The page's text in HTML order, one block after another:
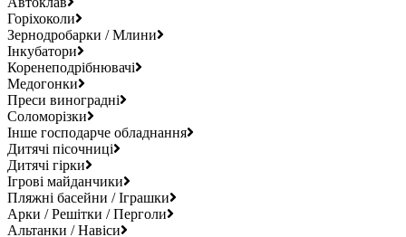
Горіхоколи
Зернодробарки / Млини
Інкубатори
Коренеподрібнювачі
Медогонки
Преси виноградні
Соломорізки
Інше господарче обладнання
Дитячі пісочниці
Дитячі гірки
Ігрові майданчики
Пляжні басейни / Іграшки
Арки / Решітки / Перголи
Альтанки / Навіси